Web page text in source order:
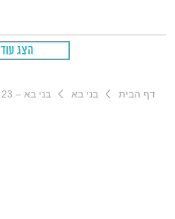
הצג עוד
דף הבית בני בא בני בא – 14.5.23